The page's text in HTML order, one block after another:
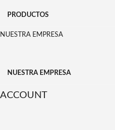
PRODUCTOS
NUESTRA EMPRESA
NUESTRA EMPRESA
ACCOUNT